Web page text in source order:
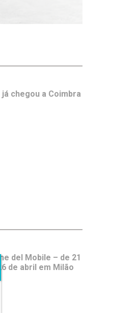
já chegou a Coimbra
del Mobile – de 21
de abril em Milão